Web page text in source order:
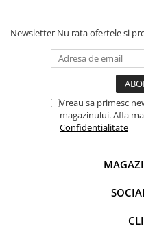
Newsletter Nu rata ofertele si
Vreau sa primesc
magazinului. Afla
Confidentialitate